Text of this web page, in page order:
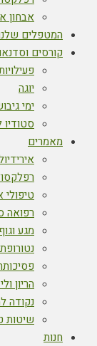
אבחון
המטפלים
קורסים
יוגה
ימי
מאמרים
טיפולי
רפואה
מגע וגוף
הריון
נקודה
שיטות
חנות